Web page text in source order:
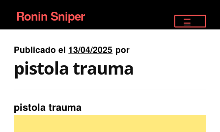
Ir
a
la
navegación
Ir
al
contenido
Ronin Sniper
EQUIPAMIENTO ÉLITE
RIFLES DEPORTIVOS
Publicado el 13/04/2025 por
pistola trauma
pistola trauma